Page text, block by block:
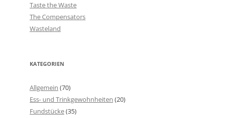
Taste the Waste
The Compensators
Wasteland
KATEGORIEN
Allgemein (70)
Ess- und Trinkgewohnheiten (20)
Fundstücke(35)